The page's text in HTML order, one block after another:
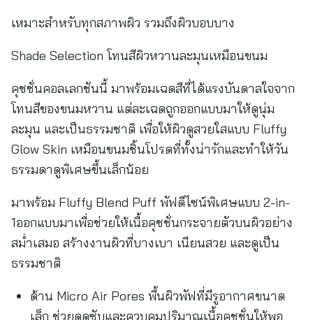
เหมาะสำหรับทุกสภาพผิว รวมถึงผิวบอบบาง
Shade Selection โทนสีผิวหวานละมุนเหมือนขนม
คุชชั่นคอลเลกชันนี้ มาพร้อมเฉดสีที่ได้แรงบันดาลใจจาก
โทนสีของขนมหวาน แต่ละเฉดถูกออกแบบมาให้ดูนุ่ม
ละมุน และเป็นธรรมชาติ เพื่อให้ผิวดูสวยใสแบบ Fluffy
Glow Skin เหมือนขนมชิ้นโปรดที่ทั้งน่ารักและทำให้วัน
ธรรมดาดูพิเศษขึ้นเล็กน้อย
มาพร้อม Fluffy Blend Puff พัฟดีไซน์พิเศษแบบ 2-in-
1ออกแบบมาเพื่อช่วยให้เนื้อคุชชั่นกระจายตัวบนผิวอย่าง
สม่ำเสมอ สร้างงานผิวที่บางเบา เนียนสวย และดูเป็น
ธรรมชาติ
ด้าน Micro Air Pores พื้นผิวพัฟที่มีรูอากาศขนาด
เล็ก ช่วยดูดซับและควบคุมปริมาณเนื้อคุชชั่นให้พอ